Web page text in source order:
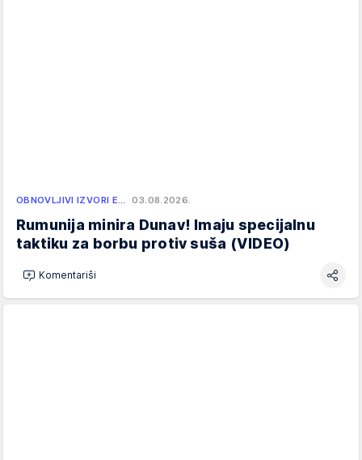
OBNOVLJIVI IZVORI E… 03.08.2026.
Rumunija minira Dunav! Imaju specijalnu
taktiku za borbu protiv suša (VIDEO)
Komentariši